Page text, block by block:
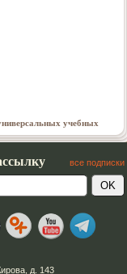
учебных
все подписки
д. 143